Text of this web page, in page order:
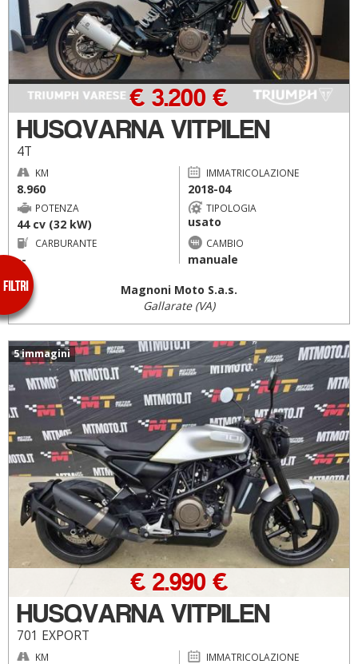
HUSQVARNA VITPILEN
4T
€ 3.200 €
KM
8.960
IMMATRICOLAZIONE
2018-04
POTENZA
44 cv (32 kW)
TIPOLOGIA
usato
CARBURANTE
--
CAMBIO
manuale
Magnoni Moto S.a.s.
Gallarate (VA)
5 immagini
HUSQVARNA VITPILEN
701 EXPORT
€ 2.990 €
KM IMMATRICOLAZIONE